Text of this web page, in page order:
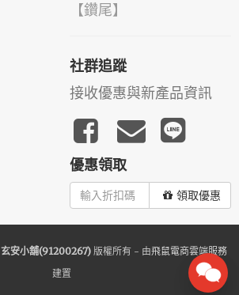
【鑽尾】
社群追蹤
接收優惠與新產品資訊
優惠領取
領取優惠
玄安小舖(91200267) 版權所有 - 由飛鼠電商雲端服務
建置